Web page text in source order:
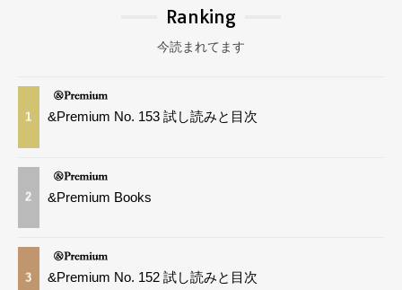
Ranking
今読まれてます
1 &Premium No. 153 試し読みと目次
2 &Premium Books
3 &Premium No. 152 試し読みと目次